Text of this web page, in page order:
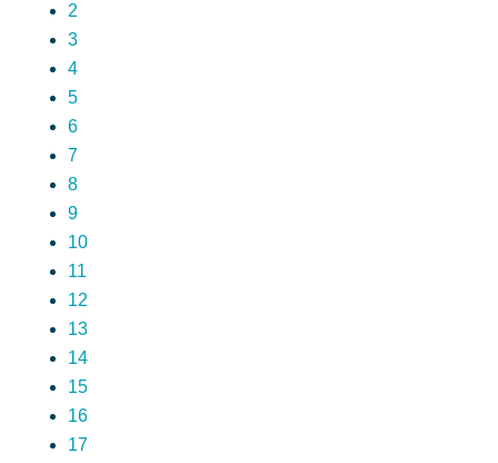
2
3
4
5
6
7
8
9
10
11
12
13
14
15
16
17